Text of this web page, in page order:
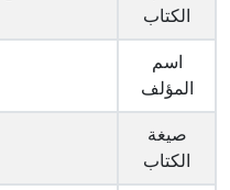
الكتاب
اسم
المؤلف
صيغة
الكتاب